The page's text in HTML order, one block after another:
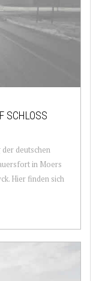
SCHLOSS
deutschen
in Moers
Hier finden sich